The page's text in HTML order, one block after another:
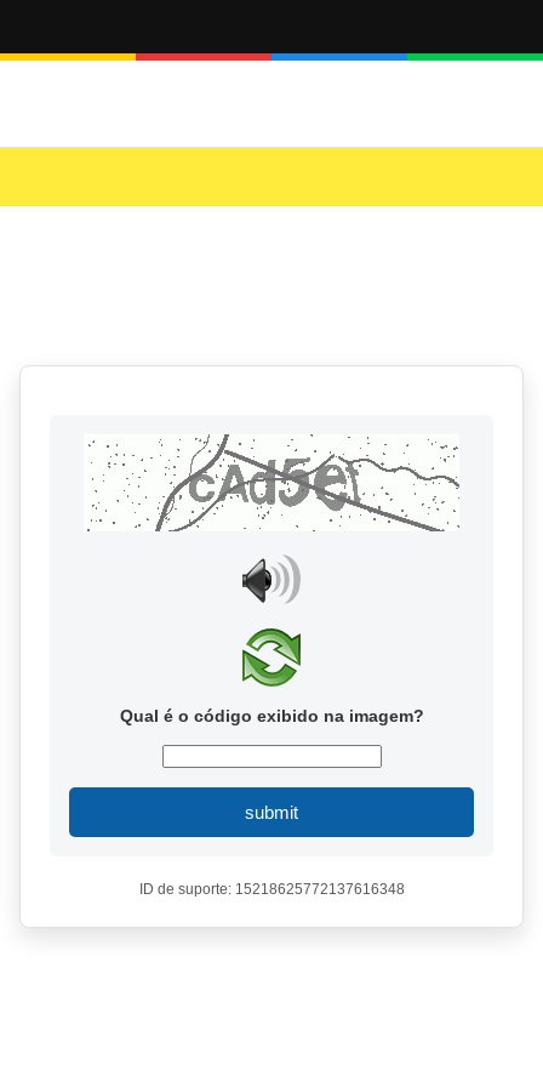
Qual é o código exibido na imagem?
submit
ID de suporte: 15218625772137616348